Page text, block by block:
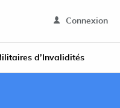
Connexion
d’Invalidités